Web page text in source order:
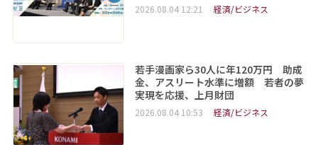
2026.08.04 12:21 経済/ビジネス
若手漫画家ら30人に年120万円 助成
金、アスリート水準に増額 若者の夢
実現を応援、上月財団
2026.08.04 10:53 経済/ビジネス